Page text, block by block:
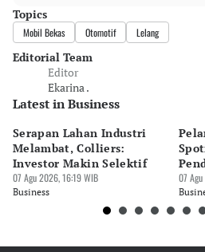
Topics
Mobil Bekas Otomotif Lelang
Editorial Team
Editor
Ekarina .
Latest in Business
Serapan Lahan Industri
Melambat, Colliers:
Investor Makin Selektif
07 Agu 2026, 16:19 WIB
Business
07